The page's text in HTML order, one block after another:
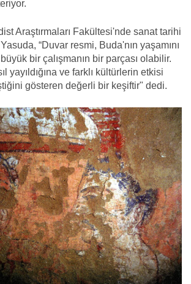
Araştırmaları Fakültesi'nde sanat tarihi
“Duvar resmi, Buda'nın yaşamını
bir çalışmanın bir parçası olabilir.
yayıldığına ve farklı kültürlerin etkisi
gösteren değerli bir keşiftir" dedi.